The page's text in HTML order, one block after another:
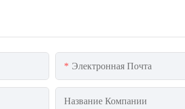
Электронная Почта
Название Компании